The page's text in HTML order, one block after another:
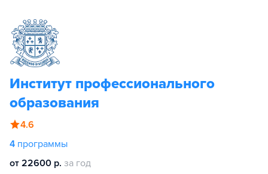
Институт профессионального
образования
4.6
4 программы
от 22600 р. за год